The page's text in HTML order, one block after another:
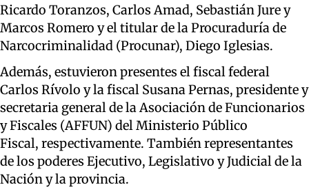
Ricardo Toranzos, Carlos Amad, Sebastián Jure y
Marcos Romero y el titular de la Procuraduría de
Narcocriminalidad (Procunar), Diego Iglesias.
Además, estuvieron presentes el fiscal federal
Carlos Rívolo y la fiscal Susana Pernas, presidente y
secretaria general de la Asociación de Funcionarios
y Fiscales (AFFUN) del Ministerio Público
Fiscal, respectivamente. También representantes
de los poderes Ejecutivo, Legislativo y Judicial de la
Nación y la provincia.